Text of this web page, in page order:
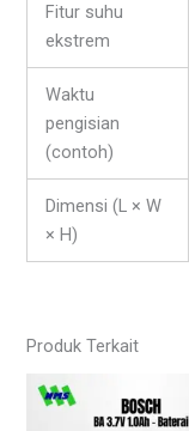
Fitur suhu
ekstrem
Waktu
pengisian
(contoh)
Dimensi (L × W
× H)
Produk Terkait